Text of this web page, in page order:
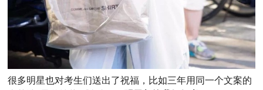
很多明星也对考生们送出了祝福，比如三年用同一个文案的